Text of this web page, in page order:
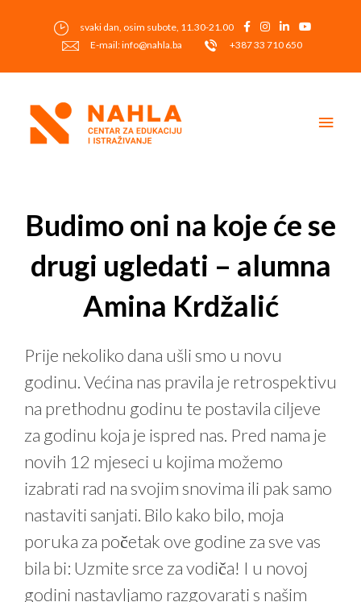
svaki dan, osim subote, 11.30-21.00
E-mail: info@nahla.ba
+387 33 710 650
Budimo oni na koje će se
drugi ugledati – alumna
Amina Krdžalić
Prije nekoliko dana ušli smo u novu
godinu. Većina nas pravila je retrospektivu
na prethodnu godinu te postavila ciljeve
za godinu koja je ispred nas. Pred nama je
novih 12 mjeseci u kojima možemo
izabrati rad na svojim snovima ili pak samo
nastaviti sanjati. Bilo kako bilo, moja
poruka za početak ove godine za sve vas
bila bi: Uzmite srce za vodiča! I u novoj
godini nastavljamo razgovarati s našim